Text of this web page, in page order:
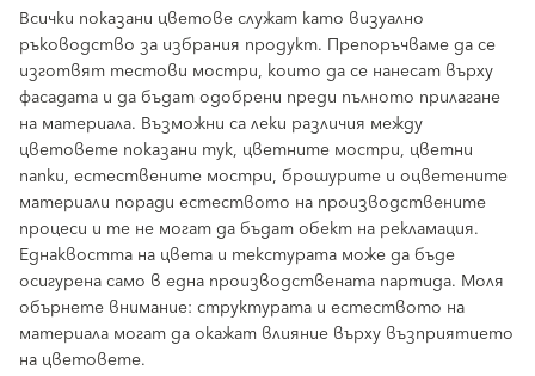
Всички показани цветове служат като визуално
ръководство за избрания продукт. Препоръчваме да се
изготвят тестови мостри, които да се нанесат върху
фасадата и да бъдат одобрени преди пълното прилагане
на материала. Възможни са леки различия между
цветовете показани тук, цветните мостри, цветни
папки, естествените мостри, брошурите и оцветените
материали поради естеството на производствените
процеси и те не могат да бъдат обект на рекламация.
Еднаквостта на цвета и текстурата може да бъде
осигурена само в една производствената партида. Моля
обърнете внимание: структурата и естеството на
материала могат да окажат влияние върху възприятието
на цветовете.